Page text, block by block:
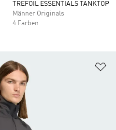
TREFOIL ESSENTIALS TANKTOP
Männer Originals
4 Farben